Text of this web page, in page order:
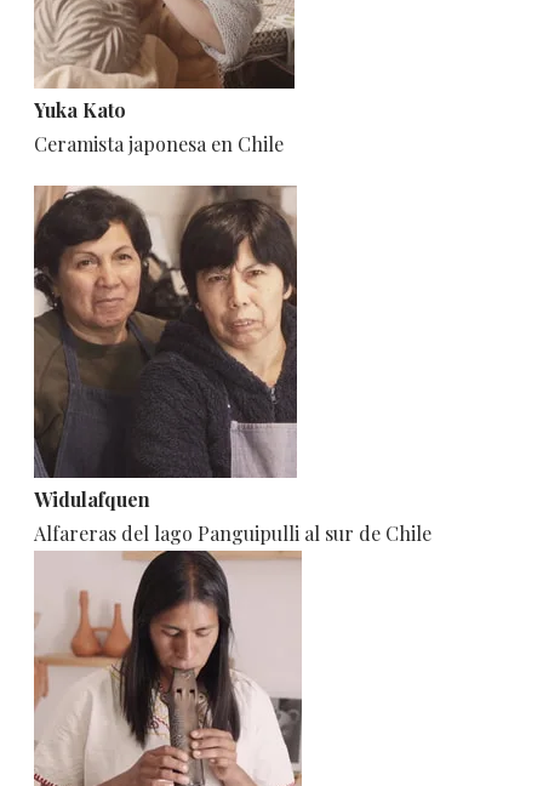
Yuka Kato
Ceramista japonesa en Chile
Widulafquen
Alfareras del lago Panguipulli al sur de Chile